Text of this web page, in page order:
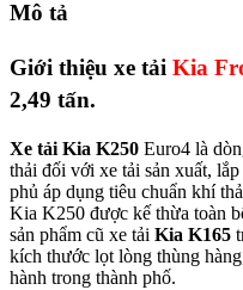
Mô tả
Giới thiệu xe tải Kia
2,49 tấn.
Xe tải Kia K250 Euro4 là
thải đối với xe tải sản xuất,
phủ áp dụng tiêu chuẩn khí
Kia K250 được kế thừa toàn
sản phẩm cũ xe tải Kia K165
kích thước lọt lòng thùng
hành trong thành phố.